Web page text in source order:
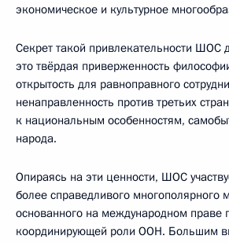
экономическое и культурное
Секрет такой привлекательности ШОС
это твёрдая приверженность
открытость для равноправного
ненаправленность против третьих
к национальным особенностям,
народа.
Опираясь на эти ценности, ШОС
более справедливого многополярного
основанного на международном праве
координирующей роли ООН. Большим